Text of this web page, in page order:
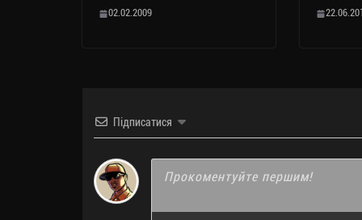
02.02.2009
Підписатися